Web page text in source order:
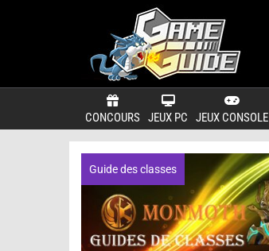
CONCOURS JEUX PC JEUX CONSOLE
Guide des classes